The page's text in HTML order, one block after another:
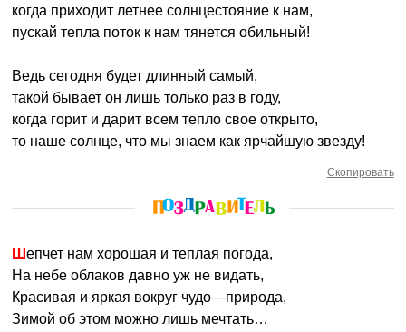
когда приходит летнее солнцестояние к нам,
пускай тепла поток к нам тянется обильный!
Ведь сегодня будет длинный самый,
такой бывает он лишь только раз в году,
когда горит и дарит всем тепло свое открыто,
то наше солнце, что мы знаем как ярчайшую звезду!
Скопировать
Шепчет нам хорошая и теплая погода,
На небе облаков давно уж не видать,
Красивая и яркая вокруг чудо—природа,
Зимой об этом можно лишь мечтать…